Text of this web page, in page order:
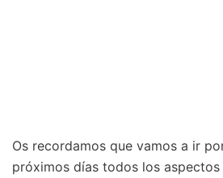
Os recordamos que vamos a ir
próximos días todos los